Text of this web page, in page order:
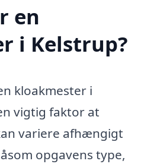
en
i Kelstrup?
kloakmester i
vigtig faktor at
variere afhængigt
opgavens type,